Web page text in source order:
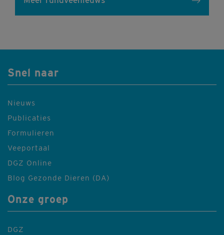
Snel naar
Nieuws
Publicaties
Formulieren
Veeportaal
DGZ Online
Blog Gezonde Dieren (DA)
Onze groep
DGZ